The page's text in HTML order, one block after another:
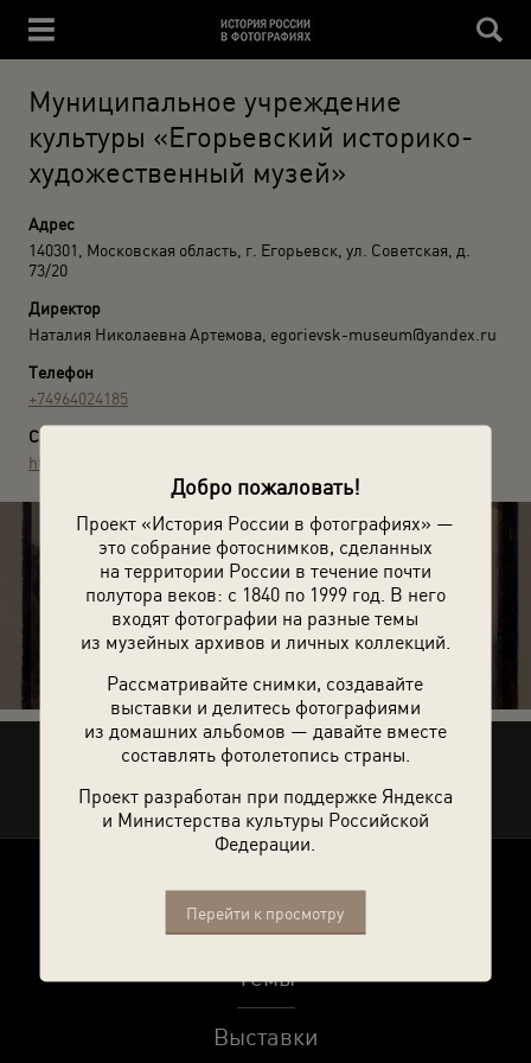
Добро пожаловать!
Проект «История России в фотографиях» —
это собрание фотоснимков, сделанных
на территории России в течение почти
полутора веков: с 1840 по 1999 год. В него
входят фотографии на разные темы
из музейных архивов и личных коллекций.
Рассматривайте снимки, создавайте
выставки и делитесь фотографиями
из домашних альбомов — давайте вместе
составлять фотолетопись страны.
Проект разработан при поддержке Яндекса
и Министерства культуры Российской
Федерации.
Перейти к просмотру
Муниципальное учреждение
культуры «Егорьевский историко-
художественный музей»
Адрес
140301, Московская область, г. Егорьевск, ул. Советская, д.
73/20
Директор
Наталия Николаевна Артемова, egorievsk-museum@yandex.ru
Телефон
+74964024185
Сайт
http://http://egmuseum.ru/
46 фотографий
Рассказать друзьям
О проекте
Темы
Выставки